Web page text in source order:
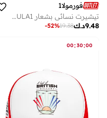
فورمولا1
تيشيرت نسائي بشعار FORMULA1
د.ك9.48
19.38
-52%
00:30:00